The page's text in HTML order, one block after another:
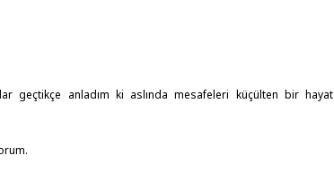
geçtikçe anladım ki aslında mesafeleri küçülten bir hayat